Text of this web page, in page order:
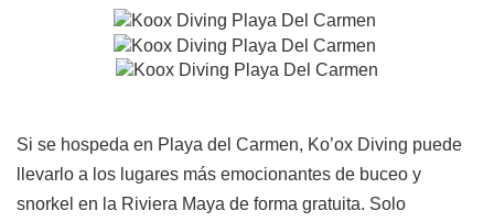
Si se hospeda en Playa del Carmen, Ko’ox Diving puede
llevarlo a los lugares más emocionantes de buceo y
snorkel en la Riviera Maya de forma gratuita. Solo